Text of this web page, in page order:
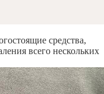
средства,
всего нескольких